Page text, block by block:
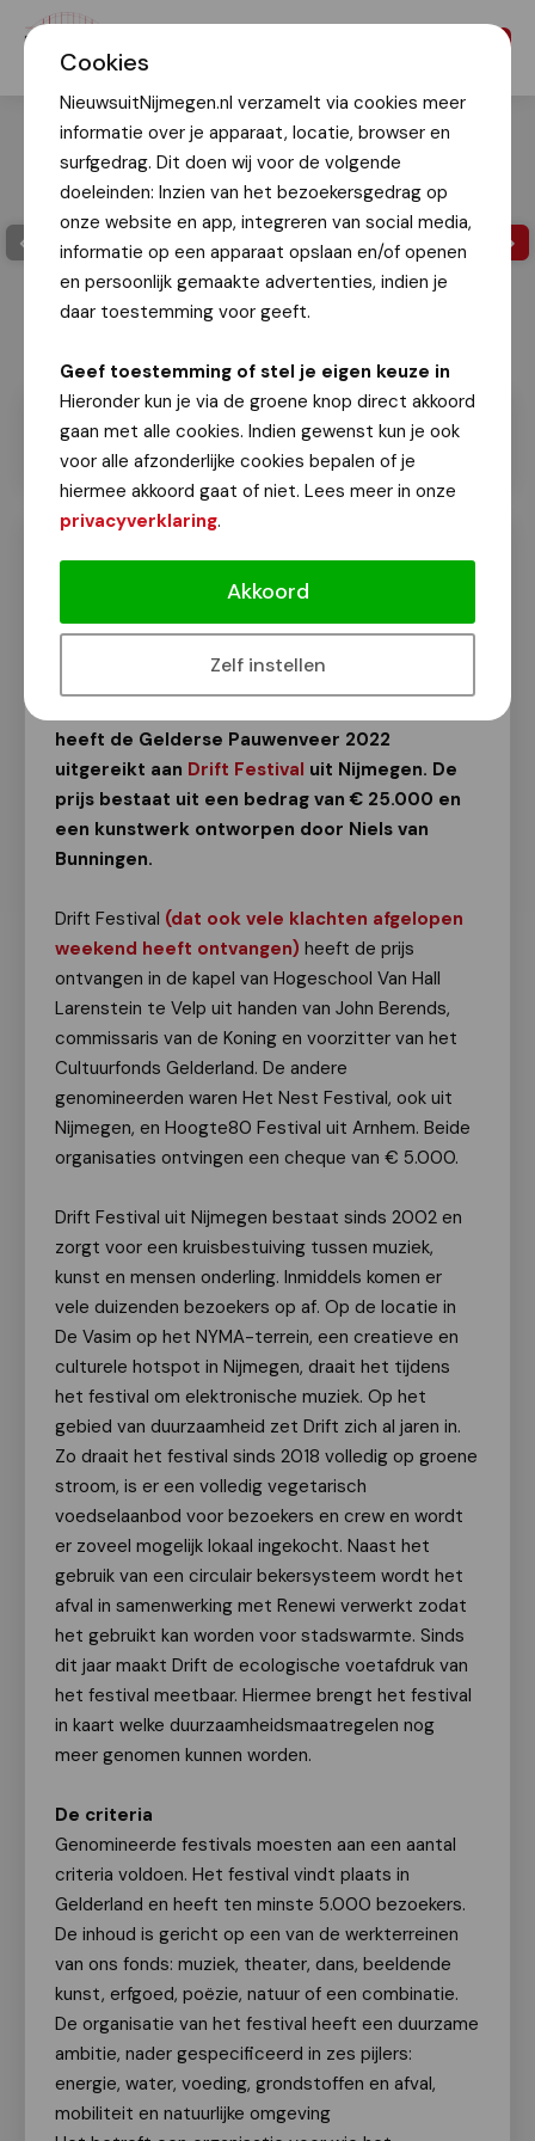
Cookies
NieuwsuitNijmegen.nl verzamelt via cookies meer
informatie over je apparaat, locatie, browser en
surfgedrag. Dit doen wij voor de volgende
doeleinden: Inzien van het bezoekersgedrag op
onze website en app, integreren van social media,
informatie op een apparaat opslaan en/of openen
en persoonlijk gemaakte advertenties, indien je
daar toestemming voor geeft.
Geef toestemming of stel je eigen keuze in
Hieronder kun je via de groene knop direct akkoord
gaan met alle cookies. Indien gewenst kun je ook
voor alle afzonderlijke cookies bepalen of je
hiermee akkoord gaat of niet. Lees meer in onze
privacyverklaring.
Akkoord
Zelf instellen
Gelderse Pauwenveer 2022 (€
25.000) voor Nijmeegs Drift Festival
Van onze redactie
29 november 2022
heeft de Gelderse Pauwenveer 2022
uitgereikt aan Drift Festival uit Nijmegen. De
prijs bestaat uit een bedrag van € 25.000 en
een kunstwerk ontworpen door Niels van
Bunningen.
Drift Festival (dat ook vele klachten afgelopen
weekend heeft ontvangen) heeft de prijs
ontvangen in de kapel van Hogeschool Van Hall
Larenstein te Velp uit handen van John Berends,
commissaris van de Koning en voorzitter van het
Cultuurfonds Gelderland. De andere
genomineerden waren Het Nest Festival, ook uit
Nijmegen, en Hoogte80 Festival uit Arnhem. Beide
organisaties ontvingen een cheque van € 5.000.
Drift Festival uit Nijmegen bestaat sinds 2002 en
zorgt voor een kruisbestuiving tussen muziek,
kunst en mensen onderling. Inmiddels komen er
vele duizenden bezoekers op af. Op de locatie in
De Vasim op het NYMA-terrein, een creatieve en
culturele hotspot in Nijmegen, draait het tijdens
het festival om elektronische muziek. Op het
gebied van duurzaamheid zet Drift zich al jaren in.
Zo draait het festival sinds 2018 volledig op groene
stroom, is er een volledig vegetarisch
voedselaanbod voor bezoekers en crew en wordt
er zoveel mogelijk lokaal ingekocht. Naast het
gebruik van een circulair bekersysteem wordt het
afval in samenwerking met Renewi verwerkt zodat
het gebruikt kan worden voor stadswarmte. Sinds
dit jaar maakt Drift de ecologische voetafdruk van
het festival meetbaar. Hiermee brengt het festival
in kaart welke duurzaamheidsmaatregelen nog
meer genomen kunnen worden.
De criteria
Genomineerde festivals moesten aan een aantal
criteria voldoen. Het festival vindt plaats in
Gelderland en heeft ten minste 5.000 bezoekers.
De inhoud is gericht op een van de werkterreinen
van ons fonds: muziek, theater, dans, beeldende
kunst, erfgoed, poëzie, natuur of een combinatie.
De organisatie van het festival heeft een duurzame
ambitie, nader gespecificeerd in zes pijlers:
energie, water, voeding, grondstoffen en afval,
mobiliteit en natuurlijke omgeving